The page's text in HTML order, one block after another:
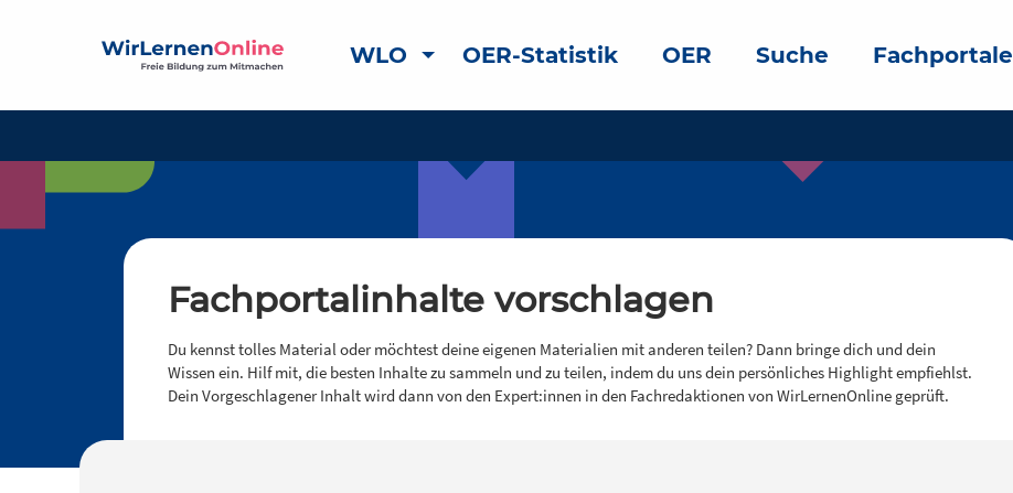
WLO OER-Statistik OER Suche Fachportale
Fachportalinhalte vorschlagen
Du kennst tolles Material oder möchtest deine eigenen Materialien mit anderen teilen? Dann bringe dich und dein
Wissen ein. Hilf mit, die besten Inhalte zu sammeln und zu teilen, indem du uns dein persönliches Highlight empfiehlst.
Dein Vorgeschlagener Inhalt wird dann von den Expert:innen in den Fachredaktionen von WirLernenOnline geprüft.